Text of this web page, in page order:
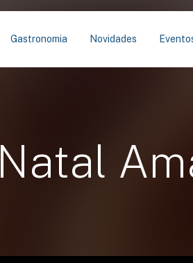
Gastronomia Novidades
Natal